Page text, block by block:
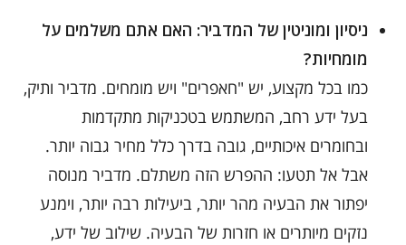
ניסיון ומוניטין של המדביר: האם אתם משלמים על
מומחיות?
כמו בכל מקצוע, יש "חאפרים" ויש מומחים. מדביר ותיק,
בעל ידע רחב, המשתמש בטכניקות מתקדמות
ובחומרים איכותיים, גובה בדרך כלל מחיר גבוה יותר.
אבל אל תטעו: ההפרש הזה משתלם. מדביר מנוסה
יפתור את הבעיה מהר יותר, ביעילות רבה יותר, וימנע
נזקים מיותרים או חזרות של הבעיה. שילוב של ידע,